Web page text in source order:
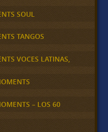
SOUL
TANGOS
VOCES LATINAS,
– LOS 60